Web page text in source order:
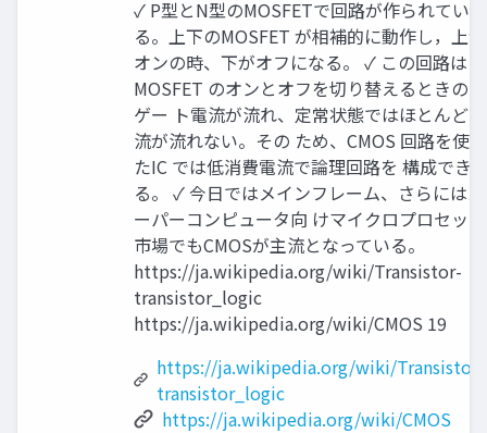
✓ P型とN型のMOSFETで回路が作られてい
る。上下のMOSFET が相補的に動作し，上が
オンの時、下がオフになる。 ✓ この回路は
MOSFET のオンとオフを切り替えるときのみ
ゲー ト電流が流れ、定常状態ではほとんど電
流が流れない。その ため、CMOS 回路を使っ
たIC では低消費電流で論理回路を 構成でき
る。 ✓ 今日ではメインフレーム、さらにはス
ーパーコンピュータ向 けマイクロプロセッサ
市場でもCMOSが主流となっている。
https://ja.wikipedia.org/wiki/Transistor-
transistor_logic
https://ja.wikipedia.org/wiki/CMOS 19
https://ja.wikipedia.org/wiki/Transistor-
transistor_logic
https://ja.wikipedia.org/wiki/CMOS